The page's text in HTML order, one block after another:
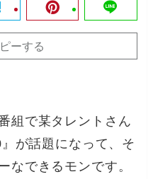
ーする
組で某タレントさん
が話題になって、そ
なできるモンです。